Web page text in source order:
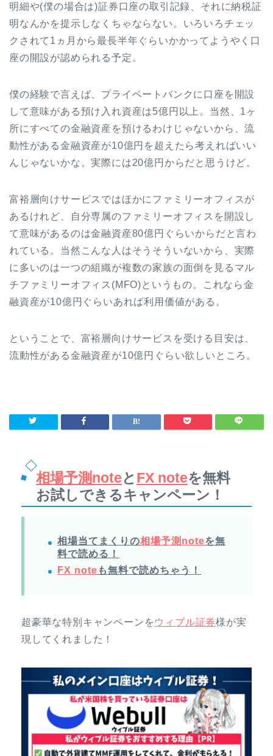
明細や(僕の場合は)証券口座の取引記録、それに納税証
明なんかを提示しなくちゃならない。いろいろチェッ
クされて1ヵ月から最長半年ぐらいかかってようやく口
座の開設が認められる予定。
僕の経験で言えば、プライベートバンクに口座を開設
して意味がある預け入れ資産は5億円以上。当然、1ヶ
所にすべての金融資産を預けるわけじゃないから、流
動性がある金融資産が10億円を超えたら考えればいい
んじゃないかな。実際には20億円からだと思うけど。
富裕層向けサービスではほかにファミリーオフィスが
あるけれど、自分専属のファミリーオフィスを開設し
て意味があるのは金融資産80億円ぐらいからだと言わ
れている。当然こんな人はそうそういないから、実際
に多いのは一つの組織が複数の家族の面倒を見るマル
チファミリーオフィス(MFO)というもの。これなら金
融資産が10億円ぐらいあれば利用価値がある。
ということで、富裕層向けサービスを受ける目安は、
流動性がある金融資産が10億円ぐらい欲しいところ。
相場予測noteとFX noteを無料
お試しできるキャンペーン！
相場当てまくりの相場予測noteを無
料で読める！
FX note も無料で読めちゃう！
超豪華な特別キャンペーンを ウィブル証券様が実
現してくれました！